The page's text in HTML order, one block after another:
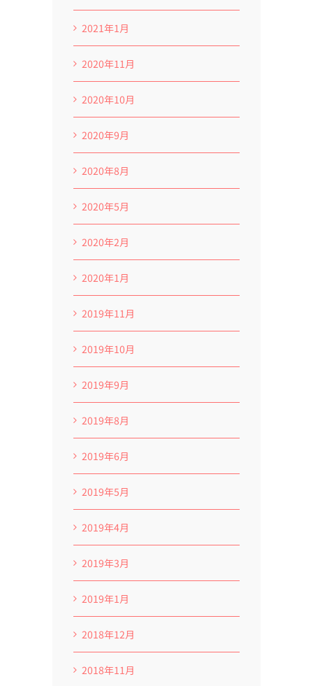
2021年1月
2020年11月
2020年10月
2020年9月
2020年8月
2020年5月
2020年2月
2020年1月
2019年11月
2019年10月
2019年9月
2019年8月
2019年6月
2019年5月
2019年4月
2019年3月
2019年1月
2018年12月
2018年11月